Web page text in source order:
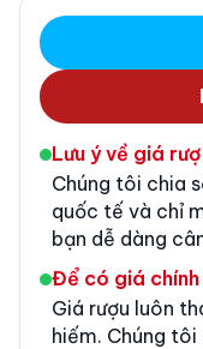
Lưu ý về giá
Chúng tôi chia
quốc tế và chỉ
bạn dễ dàng
Để có giá chính
Giá rượu luôn
hiếm. Chúng